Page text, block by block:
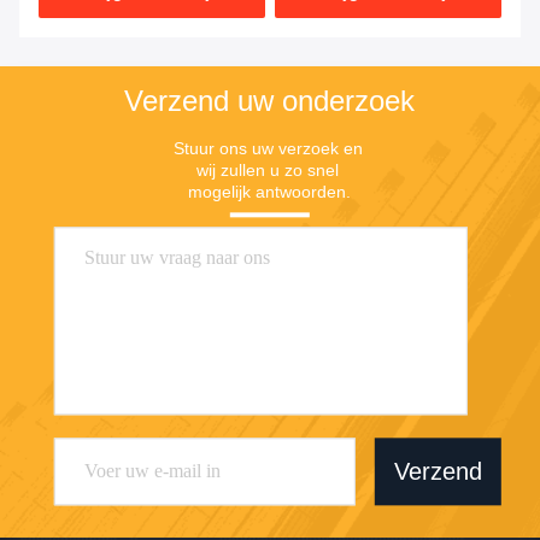
Verzend uw onderzoek
Stuur ons uw verzoek en
wij zullen u zo snel
mogelijk antwoorden.
Verzend